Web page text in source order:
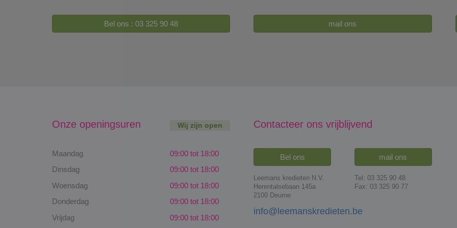
Bel ons : 03 325 90 48 mail ons
Onze openingsuren Wij zijn open
Maandag
09:00 tot 18:00
Dinsdag
09:00 tot 18:00
Woensdag
09:00 tot 18:00
Donderdag
09:00 tot 18:00
Vrijdag
09:00 tot 18:00
Contacteer ons vrijblijvend
Bel ons mail ons
Leemans kredieten N.V.
Herentalsebaan 145a
2100 Deurne
Tel: 03 325 90 48
Fax: 03 325 90 77
info@leemanskredieten.be